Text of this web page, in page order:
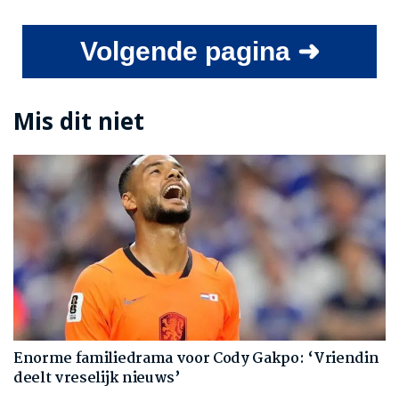
Volgende pagina ➜
Mis dit niet
Enorme familiedrama voor Cody Gakpo: ‘Vriendin
deelt vreselijk nieuws’